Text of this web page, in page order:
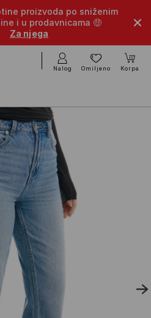
proizvoda po sniženim
i u prodavnicama 🤑
Za njega
Nalog Omiljeno Korpa